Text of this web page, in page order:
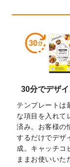
2026/5/28
2026/4/23
2026/4/21
30分でデザ
テンプレートは
な項目を入れて
済み。お客様の
するだけでデザ
成。キャッチコ
ままお使いいた